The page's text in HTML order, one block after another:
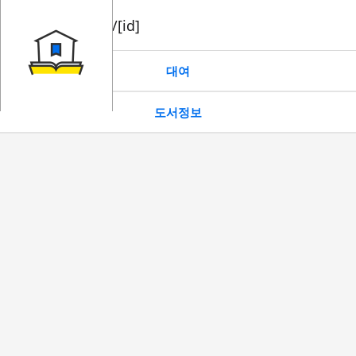
book/rent/[id]
대여
도서정보